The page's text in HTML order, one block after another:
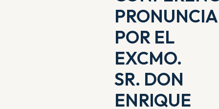
POR EL
EXCMO.
SR. DON
ENRIQUE